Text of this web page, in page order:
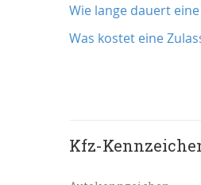
Wie lange dauert
Was kostet eine
Kfz-